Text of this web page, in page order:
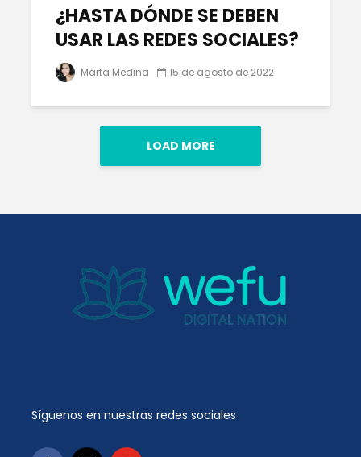
¿HASTA DÓNDE SE DEBEN
USAR LAS REDES SOCIALES?
Marta Medina 15 de agosto de 2022
LOAD MORE
Síguenos en nuestras redes sociales